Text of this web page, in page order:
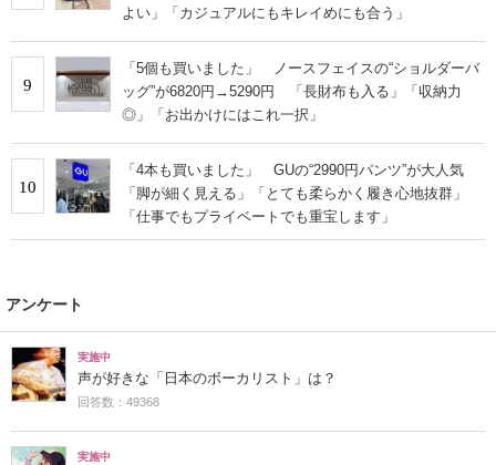
よい」「カジュアルにもキレイめにも合う」
9
「5個も買いました」 ノースフェイスの“ショルダーバ
ッグ”が6820円→5290円 「長財布も入る」「収納力
◎」「お出かけにはこれ一択」
10
「4本も買いました」 GUの“2990円パンツ”が大人気
「脚が細く見える」「とても柔らかく履き心地抜群」
「仕事でもプライベートでも重宝します」
アンケート
実施中
声が好きな「日本のボーカリスト」は？
回答数：49368
実施中